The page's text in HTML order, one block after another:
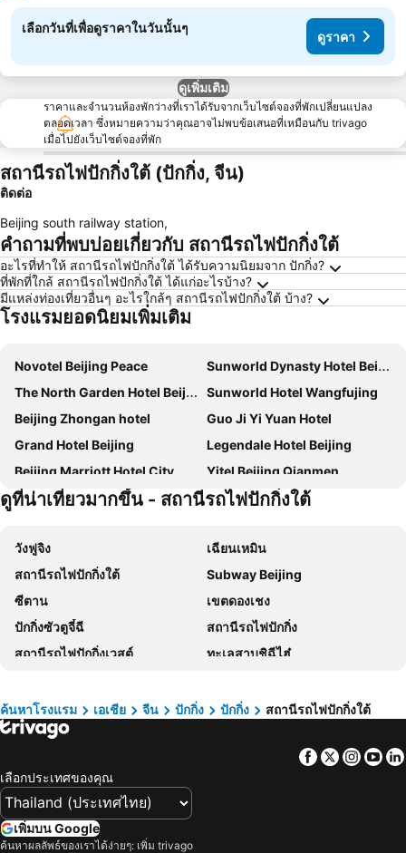
เลือกวันที่เพื่อดูราคาในวันนั้นๆ
ดูราคา
ดูเพิ่มเติม
ราคาและจำนวนห้องพักว่างที่เราได้รับจากเว็บไซต์จองที่พักเปลี่ยนแปลง
ตลอดเวลา ซึ่งหมายความว่าคุณอาจไม่พบข้อเสนอที่เหมือนกับ trivago
เมื่อไปยังเว็บไซต์จองที่พัก
สถานีรถไฟปักกิ่งใต้ (ปักกิ่ง, จีน)
ติดต่อ
Beijing south railway station,
คำถามที่พบบ่อยเกี่ยวกับ สถานีรถไฟปักกิ่งใต้
อะไรที่ทำให้ สถานีรถไฟปักกิ่งใต้ ได้รับความนิยมจาก ปักกิ่ง?
ที่พักที่ใกล้ สถานีรถไฟปักกิ่งใต้ ได้แก่อะไรบ้าง?
มีแหล่งท่องเที่ยวอื่นๆ อะไรใกล้ๆ สถานีรถไฟปักกิ่งใต้ บ้าง?
โรงแรมยอดนิยมเพิ่มเติม
Novotel Beijing Peace
Sunworld Dynasty Hotel Beijing Wangfujing
The North Garden Hotel Beijing Wangfujing
Sunworld Hotel Wangfujing
Beijing Zhongan hotel
Guo Ji Yi Yuan Hotel
Grand Hotel Beijing
Legendale Hotel Beijing
Beijing Marriott Hotel City Wall
Yitel Beijing Qianmen
Park Plaza Beijing Wangfujing Beijing Xin Qiao
New Otani Chang Fu Gong
Super House International
Nanjing Great Hotel
Howard Johnson Paragon Hotel
Holiday Inn Express Beijing Temple Of Heaven By Ihg
Beijing Guizhou Hotel
Renaissance Beijing Capital Hotel
Fairmont Beijing
Kempinski Hotel Beijing Yansha Center
Beijing Saga Hotel
Stey Beijing Wangfujing Hotel
Grand Millennium Beijing
Red Apple (Beijing Wangfujing)
Joy City Hotel & Apartment
Kuntai
Sofitel Beijing Central
Gotel Capital
ดูที่น่าเที่ยวมากขึ้น - สถานีรถไฟปักกิ่งใต้
วังฟูจิง
เฉียนเหมิน
สถานีรถไฟปักกิ่งใต้
Subway Beijing
ซีตาน
เขตดองเชง
ปักกิ่งซัวตูจี๋ฉี
สถานีรถไฟปักกิ่ง
สถานีรถไฟปักกิ่งเวสต์
ทะเลสาบชิฉีไฮ๋
เขตซีเฉิง
ปักกิ่งเนชั่นนอลอควาติคส์เซนเตอร์
เป่ยจิงกู่เจี้ยติยูชาง
Qianmen
ฮัวเก๋อ เกอหมิงเบากวาอัน
Youth Day
ค้นหาโรงแรม เอเชีย จีน ปักกิ่ง ปักกิ่ง สถานีรถไฟปักกิ่งใต้
Facebook
Twitter
เลือกประเทศของคุณ
เพิ่มบน Google
ค้นหาผลลัพธ์ของเราได้ง่ายๆ: เพิ่ม trivago